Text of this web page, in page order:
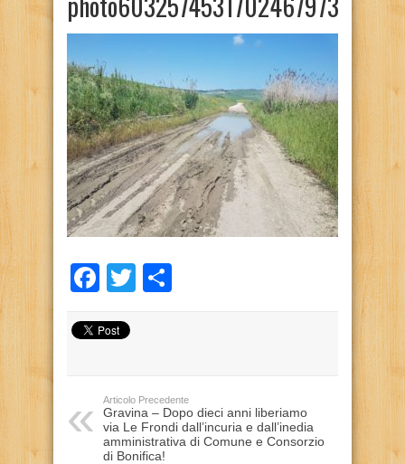
Facebook
Twitter
Articolo Precedente
Gravina – Dopo dieci anni liberiamo
via Le Frondi dall’incuria e dall’inedia
amministrativa di Comune e Consorzio
di Bonifica!